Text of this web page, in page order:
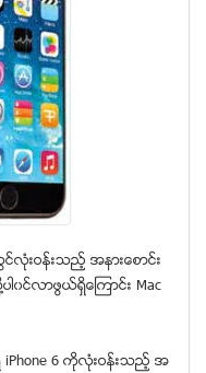
လံုးဝန္းသည့္ အနားေစာင္း
၀င္လာဖြယ္ရွိေၾကာင္း Mac
iPhone 6 ကိုလံုးဝန္းသည့္ အ